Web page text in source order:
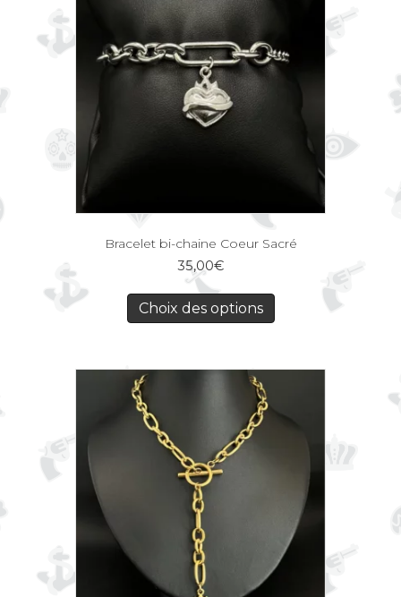
Bracelet bi-chaine Coeur Sacré
35,00€
Choix des options